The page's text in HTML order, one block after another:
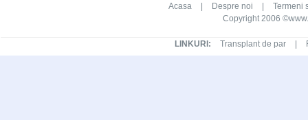
Acasa | Despre noi |
Termeni
Copyright 2006
LINKURI: Transplant de par |